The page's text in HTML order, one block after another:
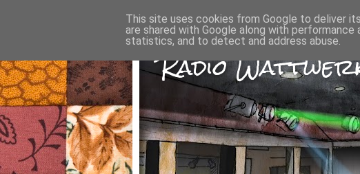
Radio
This site uses cookies from Google to deliver
are shared with Google along with
statistics, and to detect and address abuse.